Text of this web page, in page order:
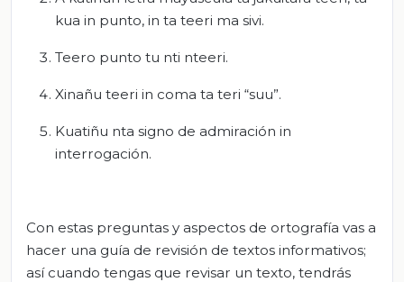
kua in punto, in ta teeri ma sivi.
Teero punto tu nti nteeri.
Xinañu teeri in coma ta teri “suu”.
Kuatiñu nta signo de admiración in
interrogación.
Con estas preguntas y aspectos de ortografía vas a
hacer una guía de revisión de textos informativos;
así cuando tengas que revisar un texto, tendrás